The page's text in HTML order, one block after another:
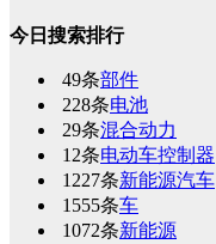
今日搜索排行
49条部件
228条电池
29条混合动力
12条电动车控制器
1227条新能源汽车
1555条车
1072条新能源